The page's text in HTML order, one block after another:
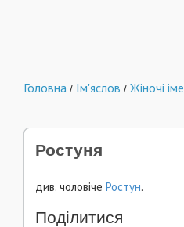
Головна / Ім'яслов / Жіночі
Ростуня
див. чоловіче Ростун.
Поділитися